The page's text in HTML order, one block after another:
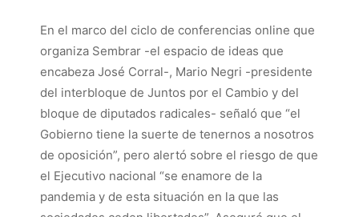
En el marco del ciclo de conferencias online que
organiza Sembrar -el espacio de ideas que
encabeza José Corral-, Mario Negri -presidente
del interbloque de Juntos por el Cambio y del
bloque de diputados radicales- señaló que “el
Gobierno tiene la suerte de tenernos a nosotros
de oposición”, pero alertó sobre el riesgo de que
el Ejecutivo nacional “se enamore de la
pandemia y de esta situación en la que las